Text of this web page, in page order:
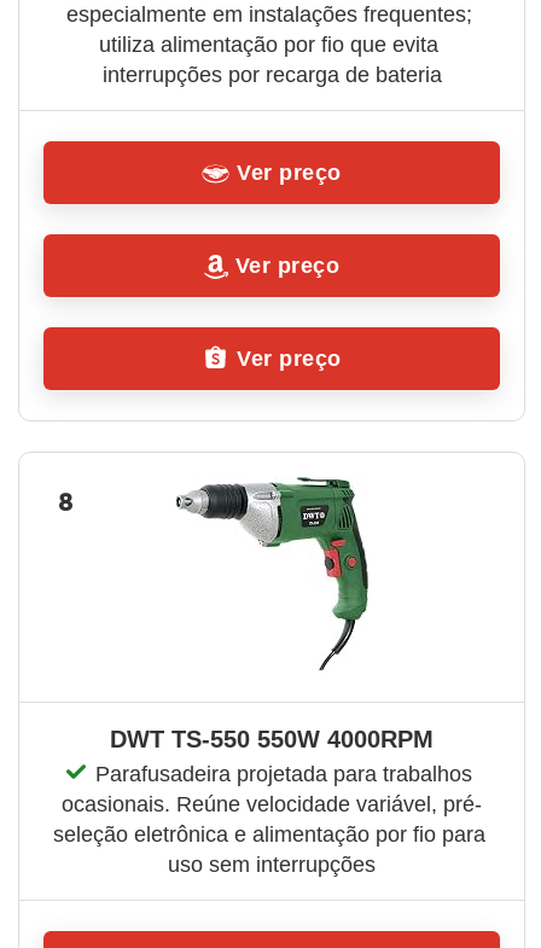
especialmente em instalações frequentes;
utiliza alimentação por fio que evita
interrupções por recarga de bateria
Ver preço
Ver preço
Ver preço
8
DWT TS-550 550W 4000RPM
Parafusadeira projetada para trabalhos
ocasionais. Reúne velocidade variável, pré-
seleção eletrônica e alimentação por fio para
uso sem interrupções